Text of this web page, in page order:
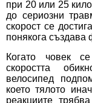
при 20 или 25
до сериозни
скорост се
понякога
Когато човек
скоростта
велосипед
което тялото
реакциите